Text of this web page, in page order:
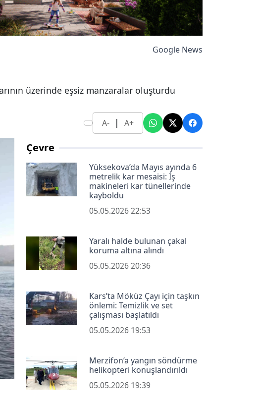
Google News
üzerinde eşsiz manzaralar oluşturdu
A- | A+
Çevre
Yüksekova’da Mayıs ayında 6
metrelik kar mesaisi: İş
makineleri kar tünellerinde
kayboldu
05.05.2026 22:53
Yaralı halde bulunan çakal
koruma altına alındı
05.05.2026 20:36
Kars’ta Möküz Çayı için taşkın
önlemi: Temizlik ve set
çalışması başlatıldı
05.05.2026 19:53
Merzifon’a yangın söndürme
helikopteri konuşlandırıldı
05.05.2026 19:39